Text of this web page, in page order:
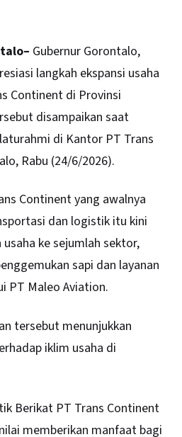
Gubernur Gorontalo,
langkah ekspansi usaha
Continent di Provinsi
disampaikan saat
di Kantor PT Trans
Rabu (24/6/2026).
Continent yang awalnya
dan logistik itu kini
ke sejumlah sektor,
sapi dan layanan
PT Maleo Aviation.
tersebut menunjukkan
iklim usaha di
Berikat PT Trans Continent
memberikan manfaat bagi